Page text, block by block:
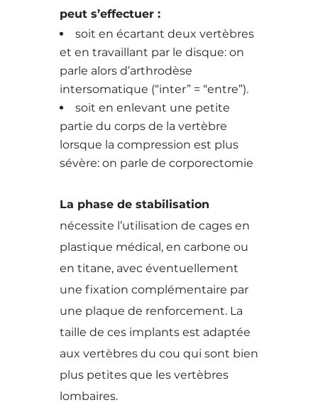
peut s’effectuer :
soit en écartant deux vertèbres
et en travaillant par le disque: on
parle alors d’arthrodèse
intersomatique (“inter” = “entre”).
soit en enlevant une petite
partie du corps de la vertèbre
lorsque la compression est plus
sévère: on parle de corporectomie
La phase de stabilisation
nécessite l’utilisation de cages en
plastique médical, en carbone ou
en titane, avec éventuellement
une fixation complémentaire par
une plaque de renforcement. La
taille de ces implants est adaptée
aux vertèbres du cou qui sont bien
plus petites que les vertèbres
lombaires.